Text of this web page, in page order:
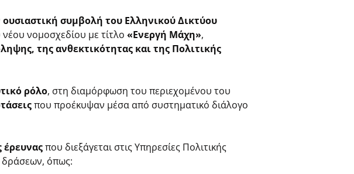
συμβολή του Ελληνικού Δικτύου
νομοσχεδίου με τίτλο «Ενεργή Μάχη»,
της ανθεκτικότητας και της Πολιτικής
ρόλο, στη διαμόρφωση του περιεχομένου του
που προέκυψαν μέσα από συστηματικό διάλογο
που διεξάγεται στις Υπηρεσίες Πολιτικής
όπως: